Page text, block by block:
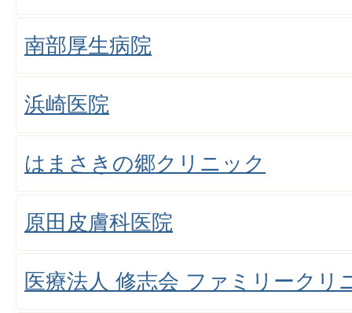
南部厚生病院
浜崎医院
はまさきの郷クリニック
原田皮膚科医院
医療法人 修志会 ファミリークリ